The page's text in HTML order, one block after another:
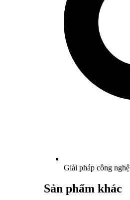
Giải pháp công nghệ
Sản phẩm khác